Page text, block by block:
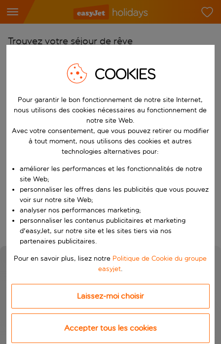
Trouvez votre séjour de rêve
Choisissez votre aéroport
Commencez à taper pour la saisie automatique. Lorsque les
Choisissez votre destination
Vers
Choisissez vos dates
Quand
Rechercher
COOKIES
Pour garantir le bon fonctionnement de notre site Internet,
nous utilisons des cookies nécessaires au fonctionnement de
notre site Web.
Avec votre consentement, que vous pouvez retirer ou modifier
à tout moment, nous utilisons des cookies et autres
technologies alternatives pour:
améliorer les performances et les fonctionnalités de notre
site Web;
personnaliser les offres dans les publicités que vous pouvez
voir sur notre site Web;
analyser nos performances marketing;
personnaliser les contenus publicitaires et marketing
d'easyJet, sur notre site et les sites tiers via nos
partenaires publicitaires.
Pour en savoir plus, lisez notre Politique de Cookie du groupe
easyjet.
Laissez-moi choisir
Accepter tous les cookies